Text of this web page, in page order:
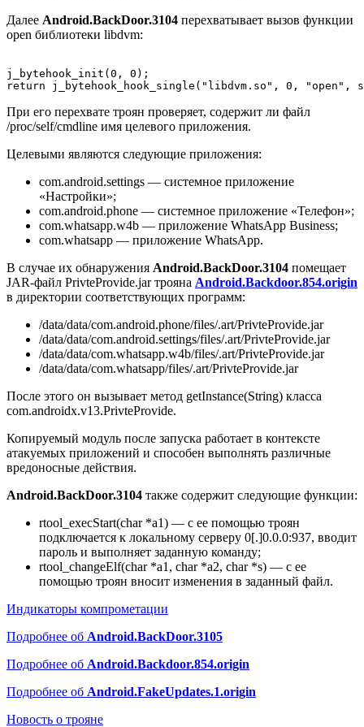
Далее Android.BackDoor.3104 перехватывает вызов функции
open библиотеки libdvm:
j_bytehook_init(0, 0);
При его перехвате троян проверяет, содержит ли файл
/proc/self/cmdline имя целевого приложения.
Целевыми являются следующие приложения:
com.android.settings — системное приложение
«Настройки»;
com.android.phone — системное приложение «Телефон»;
com.whatsapp.w4b — приложение WhatsApp Business;
com.whatsapp — приложение WhatsApp.
В случае их обнаружения Android.BackDoor.3104 помещает
JAR-файл PrivteProvide.jarтрояна Android.Backdoor.854.origin
в директории соответствующих программ:
/data/data/com.android.phone/files/.art/PrivteProvide.jar
/data/data/com.android.settings/files/.art/PrivteProvide.jar
/data/data/com.whatsapp.w4b/files/.art/PrivteProvide.jar
/data/data/com.whatsapp/files/.art/PrivteProvide.jar
После этого он вызывает метод getInstance(String) класса
com.androidx.v13.PrivteProvide.
Копируемый модуль после запуска работает в контексте
атакуемых приложений и способен выполнять различные
вредоносные действия.
Android.BackDoor.3104 также содержит следующие функции:
rtool_execStart(char *a1) — с ее помощью троян
подключается к локальному серверу 0[.]0.0.0:937, вводит
пароль и выполняет заданную команду;
rtool_changeElf(char *a1, char *a2, char *s) — с ее
помощью троян вносит изменения в заданный файл.
Индикаторы компрометации
Подробнее об Android.BackDoor.3105
Подробнее об Android.Backdoor.854.origin
Подробнее об Android.FakeUpdates.1.origin
Новость о трояне